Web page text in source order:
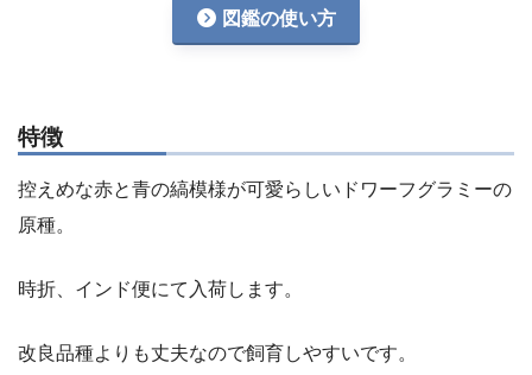
図鑑の使い方
特徴
控えめな赤と青の縞模様が可愛らしいドワーフグラミーの
原種。
時折、インド便にて入荷します。
改良品種よりも丈夫なので飼育しやすいです。